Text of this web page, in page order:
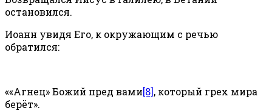
остановился.
Иоанн увидя Его, к окружающим с речью
обратился:
««Агнец» Божий пред вами[8], который грех мира
берёт».